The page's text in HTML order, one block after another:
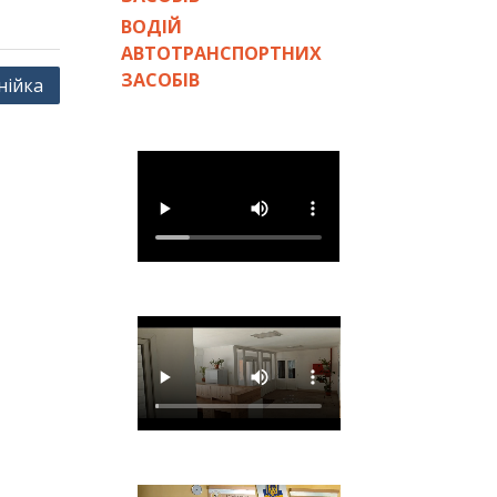
ВОДІЙ
АВТОТРАНСПОРТНИХ
ЗАСОБІВ